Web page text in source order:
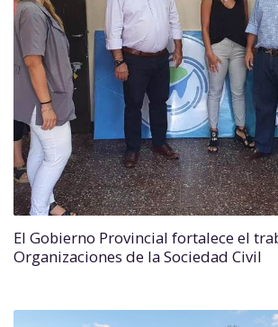
El Gobierno Provincial fortalece el
Organizaciones de la Sociedad Civil